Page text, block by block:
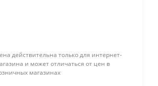
действительна только для интернет-
и может отличаться от цен в
магазинах